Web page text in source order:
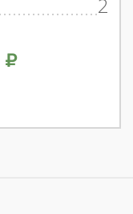
2